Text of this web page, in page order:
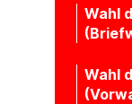
Wahl
Wahl